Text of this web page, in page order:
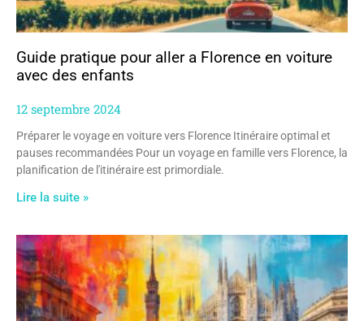
Guide pratique pour aller a Florence en voiture
avec des enfants
12 septembre 2024
Préparer le voyage en voiture vers Florence Itinéraire optimal et
pauses recommandées Pour un voyage en famille vers Florence, la
planification de l'itinéraire est primordiale.
Lire la suite »